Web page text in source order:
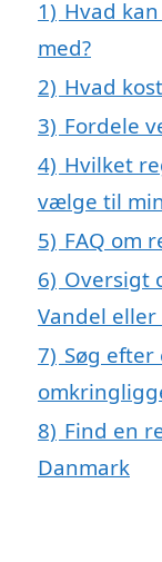
1) Hvad
med?
2) Hvad
3) Fordele
4) Hvilket
vælge til
5) FAQ om
6) Oversigt
Vandel
7) Søg
8) Find en
Danmark